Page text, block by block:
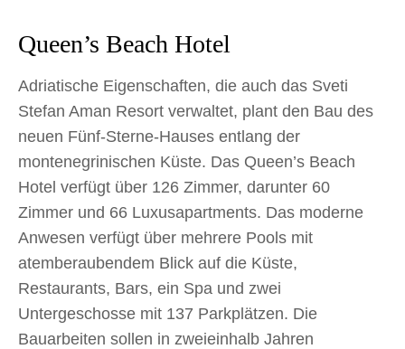
Queen’s Beach Hotel
Adriatische Eigenschaften, die auch das Sveti
Stefan Aman Resort verwaltet, plant den Bau des
neuen Fünf-Sterne-Hauses entlang der
montenegrinischen Küste. Das Queen’s Beach
Hotel verfügt über 126 Zimmer, darunter 60
Zimmer und 66 Luxusapartments. Das moderne
Anwesen verfügt über mehrere Pools mit
atemberaubendem Blick auf die Küste,
Restaurants, Bars, ein Spa und zwei
Untergeschosse mit 137 Parkplätzen. Die
Bauarbeiten sollen in zweieinhalb Jahren